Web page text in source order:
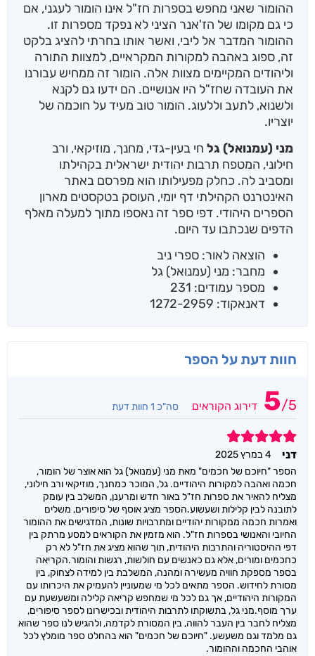
ההומור שאני מחפש בספרות חז"ל אינו הומור לעגני, אם
כי גם מקומו של הז'אנר הציני לא נפקד מספרות זו.
ההומור המדבר אל ליבי, ואשר אותו בחרתי להציג בלקט
זה, ספוג באהבה למקורות המקראיים, למצוות התורה
וליהודים המקיימים מצוות אלה. הומור זה ממחיש עבורנו
את העובדה שחז"ל היו אנושיים. הם ידעו גם לקנא
ולשנוא, לתעב וללעוג. הומור טוב מעיד על חוכמה של
יוצריו.
מני (עמנואל) גל חי בעין-גדי, מחנך, מוזיקאי, ורב
חילוני, המטפח תרבות יהודית ישראלית בקהילתו
ומסביב לה. כחלק מפעילותו הוא מפרסם באתר
האינטרנט הקהילתי דף יומי, העוסק בטקסטים מארון
הספרים היהודי. דפי ספר זה נאספו מתוך למעלה מאלף
הדפים שנכתבו עד היום.
הוצאה לאור: ספרי ניב
מחבר: מני (עמנואל) גל
מספר עמודים: 231
דאנאקוד: 1272-2959
חוות דעת על הספר
5/5 דירוג הקוראים סה"כ 1 חוות דעת
5
דני
4 במרץ 2025
הספר "חיוכם של חכמים" מאת מני (עמנואל) גל הוא אוצר של הומור,
חכמה ואהבה למקורות היהודיים. גל, המוכר כמחנך, מוזיקאי ורב חילוני,
מצליח להאיר את ספרות חז"ל באור חדש ומרענן, המשלב בין עומק
לתובנה לבין קלילות ושעשוע.​ הספר מציג אוסף של סיפורים, משלים
ואמרות חכמה ממקורות יהודיים ומתרבויות שונות, המדגישים את ההומור
החיובי והאנושי בספרות חז"ל. הוא מזמין את הקוראים למסע מרתק בין
דפי ההיסטוריה והתרבות היהודית, תוך שהוא מציג את חז"ל לא רק
כחכמים ומורים, אלא גם כאנשים עם חולשות, רגשות והומור.​ הקריאה
בספר מספקת חוויה מעשירה ומהנה, המשלבת בין למידה לצחוק, בין
מסורת לחידוש. הספר מתאים לכל מי שמעוניין להעמיק את היכרותו עם
המקורות היהודיים, אך גם לכל מי שמחפש קריאה קלילה ומשעשעת עם
ערך מוסף.​ מני גל, בתשוקתו לתרבות היהודית ובכישרונו לספר סיפורים,
מצליח לחבר בין העבר להווה, בין המסורת לקדמה, ולהגיש לנו ספר שהוא
גם מלמד וגם משעשע. "חיוכם של חכמים" הוא בהחלט ספר מומלץ לכל
אוהבי החכמה וההומור.​